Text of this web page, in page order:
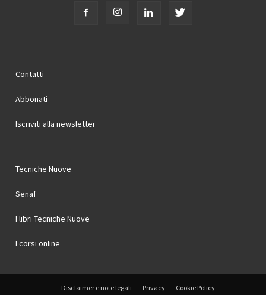
Contatti
Abbonati
Iscriviti alla newsletter
Tecniche Nuove
Senaf
I libri Tecniche Nuove
I corsi online
Disclaimer e note legali Privacy Cookie Policy